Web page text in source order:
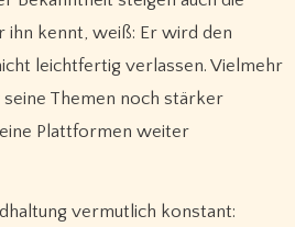
ihn kennt, weiß: Er wird den
leichtfertig verlassen. Vielmehr
Themen noch stärker
Plattformen weiter
vermutlich konstant: